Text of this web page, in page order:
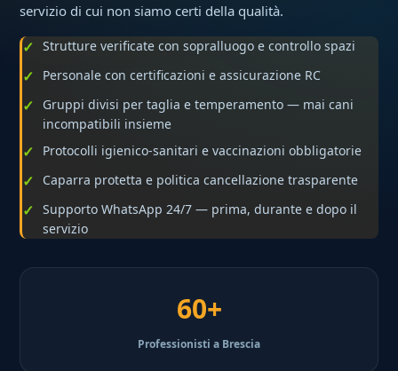
servizio di cui non siamo certi della qualità.
Strutture verificate con sopralluogo e controllo spazi
Personale con certificazioni e assicurazione RC
Gruppi divisi per taglia e temperamento — mai cani
incompatibili insieme
Protocolli igienico-sanitari e vaccinazioni obbligatorie
Caparra protetta e politica cancellazione trasparente
Supporto WhatsApp 24/7 — prima, durante e dopo il
servizio
60+
Professionisti a Brescia